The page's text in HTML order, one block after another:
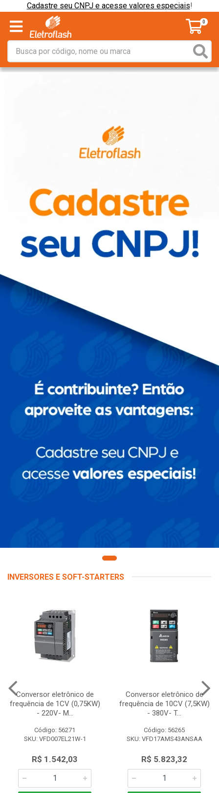
Cadastre seu CNPJ e acesse valores especiais!
0
INVERSORES E SOFT-STARTERS
Conversor eletrônico de
frequência de 1CV (0,75KW)
- 220V- M...
Código: 56271
SKU: VFD007EL21W-1
R$ 1.542,03
Conversor eletrônico de
frequência de 10CV (7,5KW)
- 380V- T...
Código: 56265
SKU: VFD17AMS43ANSAA
R$ 5.823,32